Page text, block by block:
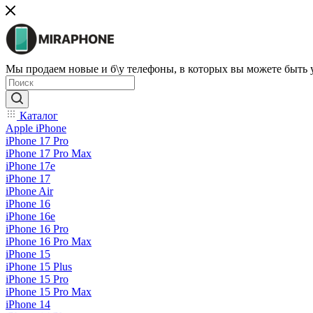
Мы продаем новые и б\у телефоны, в которых вы можете быть
Каталог
Apple iPhone
iPhone 17 Pro
iPhone 17 Pro Max
iPhone 17e
iPhone 17
iPhone Air
iPhone 16
iPhone 16e
iPhone 16 Pro
iPhone 16 Pro Max
iPhone 15
iPhone 15 Plus
iPhone 15 Pro
iPhone 15 Pro Max
iPhone 14